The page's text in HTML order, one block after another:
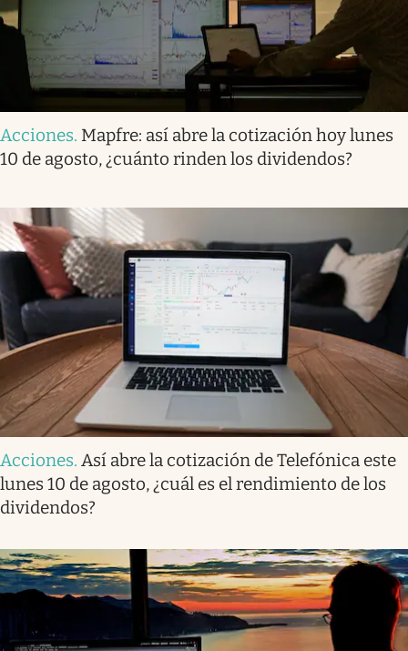
Acciones. Mapfre: así abre la cotización hoy lunes
10 de agosto, ¿cuánto rinden los dividendos?
Acciones. Así abre la cotización de Telefónica este
lunes 10 de agosto, ¿cuál es el rendimiento de los
dividendos?